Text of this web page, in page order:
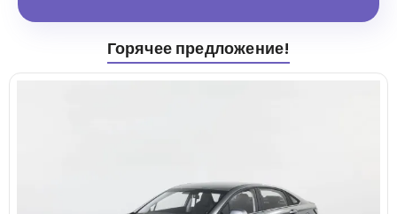
Горячее предложение!